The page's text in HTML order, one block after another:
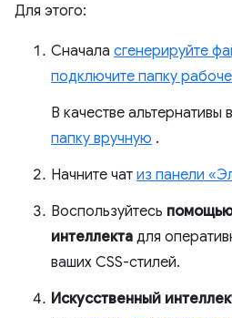
Для этого:
Сначала сгенерируйте
подключите папку
В качестве альтернативы
папку вручную .
Начните чат из панели
Воспользуйтесь помощью
интеллекта для
ваших CSS-стилей.
Искусственный